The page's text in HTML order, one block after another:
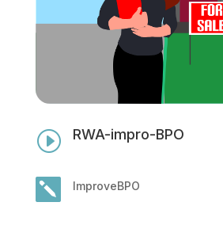
I RWA-impro-BPO
 ImproveBPO